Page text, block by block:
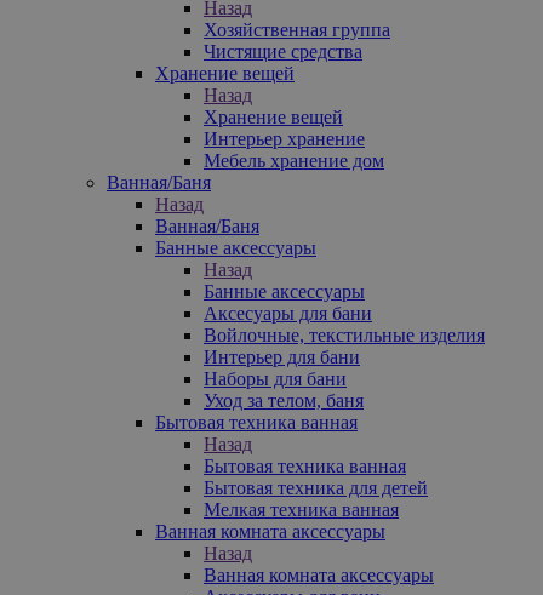
Назад
Хозяйственная группа
Чистящие средства
Хранение вещей
Назад
Хранение вещей
Интерьер хранение
Мебель хранение дом
Ванная/Баня
Назад
Ванная/Баня
Банные аксессуары
Назад
Банные аксессуары
Аксесуары для бани
Войлочные, текстильные изделия
Интерьер для бани
Наборы для бани
Уход за телом, баня
Бытовая техника ванная
Назад
Бытовая техника ванная
Бытовая техника для детей
Мелкая техника ванная
Ванная комната аксессуары
Назад
Ванная комната аксессуары